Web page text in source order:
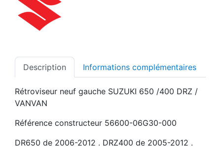
Description Informations complémentaires
Rétroviseur neuf gauche SUZUKI 650 /400 DRZ /
VANVAN
Référence constructeur 56600-06G30-000
DR650 de 2006-2012 . DRZ400 de 2005-2012 .